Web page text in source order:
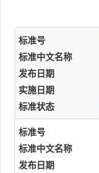
标准号
标准中文名称
发布日期
实施日期
标准状态
标准号
标准中文名称
发布日期